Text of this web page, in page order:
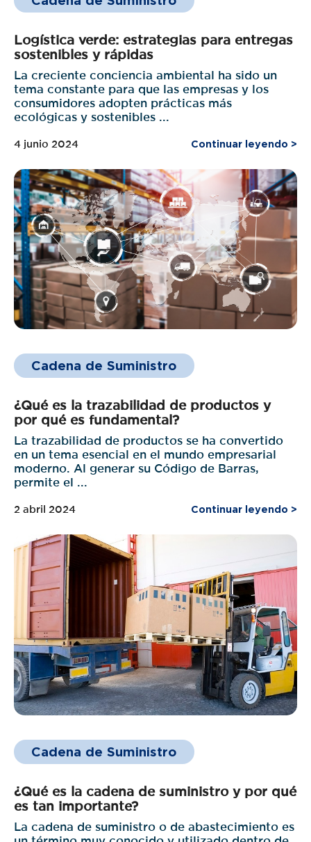
Logística verde: estrategias para entregas
sostenibles y rápidas
La creciente conciencia ambiental ha sido un
tema constante para que las empresas y los
consumidores adopten prácticas más
ecológicas y sostenibles ...
4 junio 2024 Continuar leyendo >
Cadena de Suministro
¿Qué es la trazabilidad de productos y
por qué es fundamental?
La trazabilidad de productos se ha convertido
en un tema esencial en el mundo empresarial
moderno. Al generar su Código de Barras,
permite el ...
2 abril 2024 Continuar leyendo >
Cadena de Suministro
¿Qué es la cadena de suministro y por qué
es tan importante?
La cadena de suministro o de abastecimiento es
un término muy conocido y utilizado dentro de